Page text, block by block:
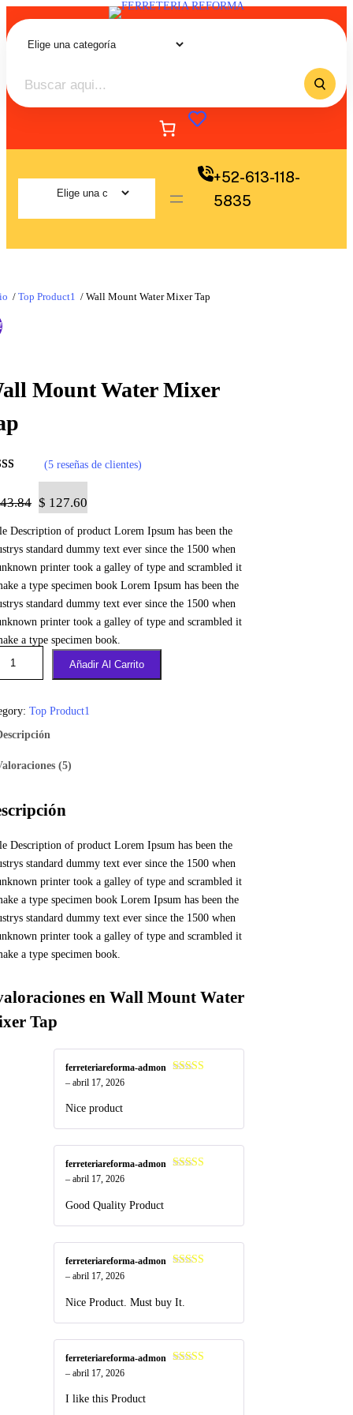
+52-613-118-
5835
/ Top Product1 / Wall Mount Water Mixer Tap
Mount Water Mixer
sobre 5
clientes
(5 reseñas de clientes)
$ 127.60
Description of product Lorem Ipsum has been the
standard dummy text ever since the 1500 when
printer took a galley of type and scrambled it
a type specimen book Lorem Ipsum has been the
standard dummy text ever since the 1500 when
printer took a galley of type and scrambled it
a type specimen book.
Añadir Al Carrito
Top Product1
(5)
Description of product Lorem Ipsum has been the
standard dummy text ever since the 1500 when
printer took a galley of type and scrambled it
a type specimen book Lorem Ipsum has been the
standard dummy text ever since the 1500 when
printer took a galley of type and scrambled it
a type specimen book.
en Wall Mount Water
Tap
ferreteriareforma-admon
– abril 17, 2026
Nice product
ferreteriareforma-admon
– abril 17, 2026
Good Quality Product
ferreteriareforma-admon
– abril 17, 2026
Nice Product. Must buy It.
ferreteriareforma-admon
– abril 17, 2026
I like this Product